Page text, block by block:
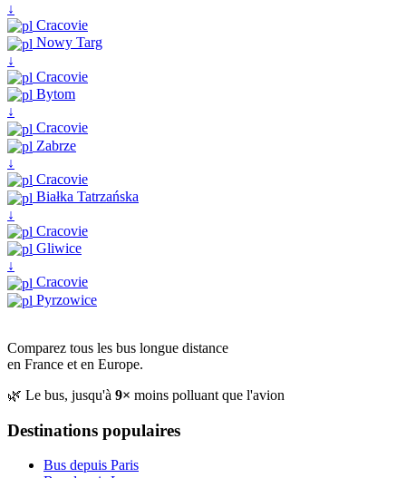
↓
Cracovie
Nowy Targ
↓
Cracovie
Bytom
↓
Cracovie
Zabrze
↓
Cracovie
Białka Tatrzańska
↓
Cracovie
Gliwice
↓
Cracovie
Pyrzowice
Comparez tous les bus longue distance
en France et en Europe.
🌿 Le bus, jusqu'à 9× moins polluant que l'avion
Destinations populaires
Bus depuis Paris